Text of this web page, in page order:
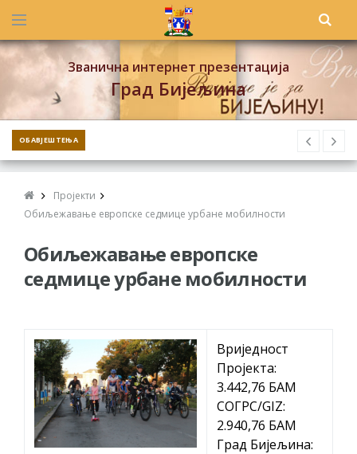
Званична интернет презентација
Град Бијељина
ОБАВЈЕШТЕЊА
Пројекти
Обиљежавање европске седмице урбане мобилности
Обиљежавање европске
седмице урбане мобилности
Вриједност
Пројекта:
3.442,76 БАМ
СОГРС/GIZ:
2.940,76 БАМ
Град Бијељина: